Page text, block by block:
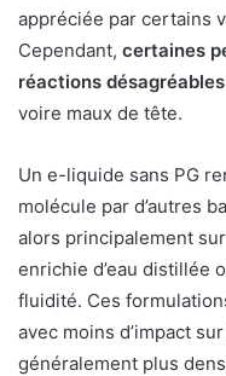
appréciée par certains
Cependant, certaines
réactions désagréables
voire maux de tête.
Un e-liquide sans PG
molécule par d’autres
alors principalement
enrichie d’eau distillée
fluidité. Ces
avec moins d’impact
généralement plus